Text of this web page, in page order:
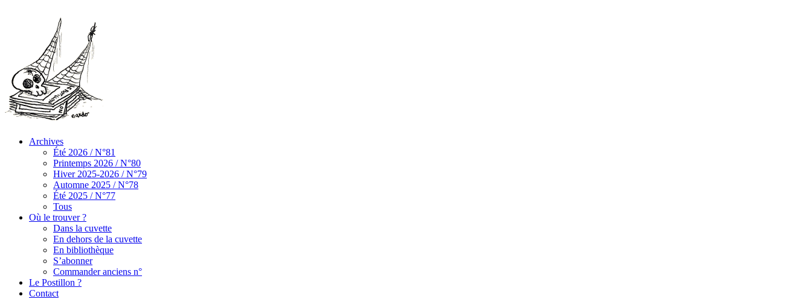
Archives
Été 2026 / N°81
Printemps 2026 / N°80
Hiver 2025-2026 / N°79
Automne 2025 / N°78
Été 2025 / N°77
Tous
Où le trouver ?
Dans la cuvette
En dehors de la cuvette
En bibliothèque
S’abonner
Commander anciens n°
Le Postillon ?
Contact